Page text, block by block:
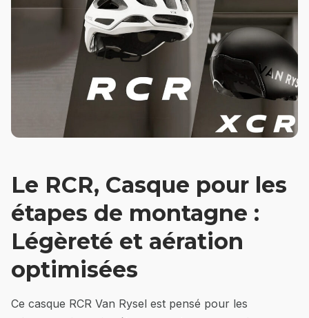
Le RCR, Casque pour les
étapes de montagne :
Légèreté et aération
optimisées
Ce casque RCR Van Rysel est pensé pour les